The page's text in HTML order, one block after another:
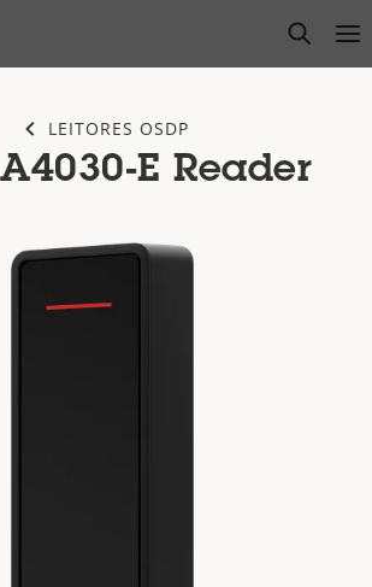
open
LEITORES OSDP
E Reader